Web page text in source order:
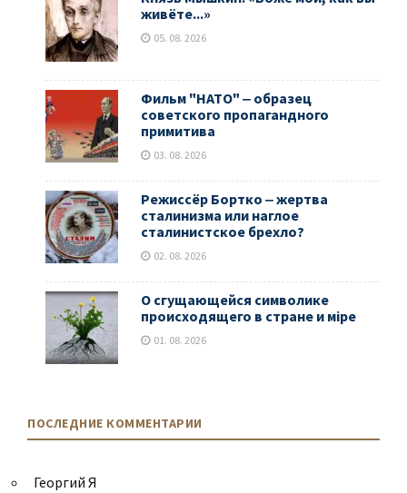
живёте...»
05. 08. 2026
Фильм "НАТО" ‒ образец
советского пропагандного
примитива
03. 08. 2026
Режиссёр Бортко ‒ жертва
сталинизма или наглое
сталинистское брехло?
02. 08. 2026
О сгущающейся символике
происходящего в стране и мiре
01. 08. 2026
ПОСЛЕДНИЕ КОММЕНТАРИИ
Георгий Я